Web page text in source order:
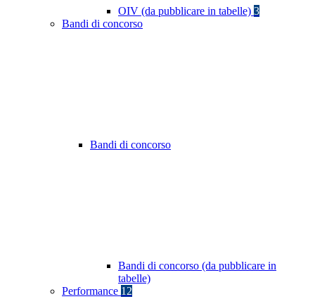
OIV (da pubblicare in tabelle) 3
Bandi di concorso
Bandi di concorso
Bandi di concorso (da pubblicare in
tabelle)
Performance 12